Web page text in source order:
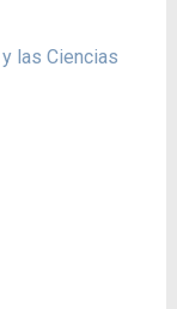
las Ciencias